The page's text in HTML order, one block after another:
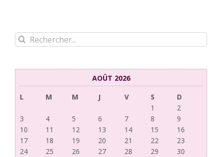
Rechercher:
AOÛT 2026
L
M M J V S
D
1
2
3
4 5 6 7 8
9
10
11 12 13 14 15
16
17
18 19 20 21 22
23
24
25 26 27 28 29
30